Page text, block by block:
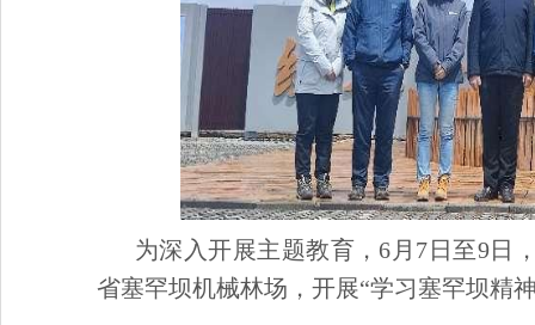
为深入开展主题教育，6月7日至9日
省塞罕坝机械林场，开展“学习塞罕坝精